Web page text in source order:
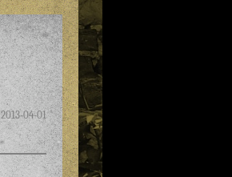
2013-04-01